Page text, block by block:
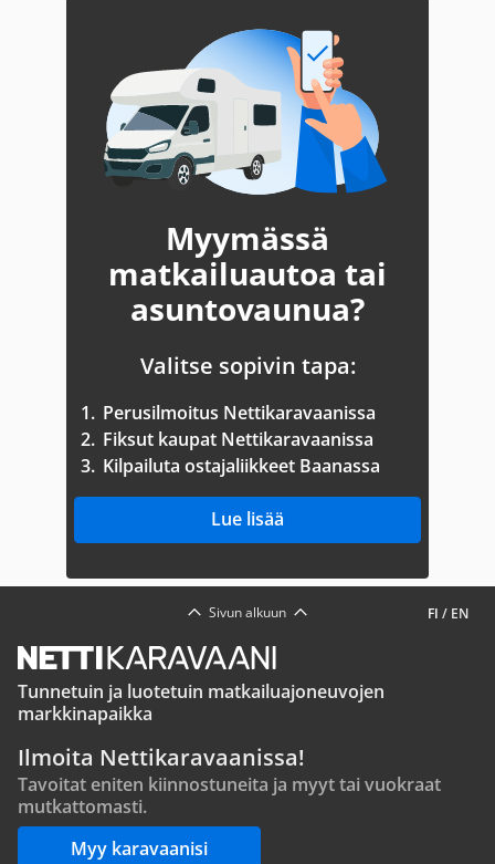
Myymässä
matkailuautoa tai
asuntovaunua?
Valitse sopivin tapa:
1. Perusilmoitus Nettikaravaanissa
2. Fiksut kaupat Nettikaravaanissa
3. Kilpailuta ostajaliikkeet Baanassa
Lue lisää
FI / EN
Sivun alkuun
Tunnetuin ja luotetuin matkailuajoneuvojen
markkinapaikka
Ilmoita Nettikaravaanissa!
Tavoitat eniten kiinnostuneita ja myyt tai vuokraat
mutkattomasti.
Myy karavaanisi